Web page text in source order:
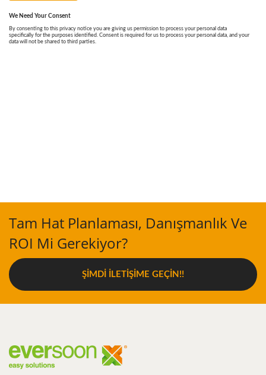
Tam Hat Planlaması, Danışmanlık Ve
ROI Mi Gerekiyor?
ŞIMDI İLETIŞIME GEÇIN!!